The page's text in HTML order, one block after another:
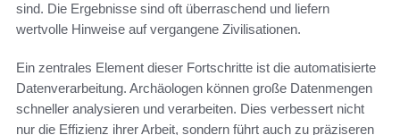
sind. Die Ergebnisse sind oft überraschend und liefern
wertvolle Hinweise auf vergangene Zivilisationen.
Ein zentrales Element dieser Fortschritte ist die automatisierte
Datenverarbeitung. Archäologen können große Datenmengen
schneller analysieren und verarbeiten. Dies verbessert nicht
nur die Effizienz ihrer Arbeit, sondern führt auch zu präziseren